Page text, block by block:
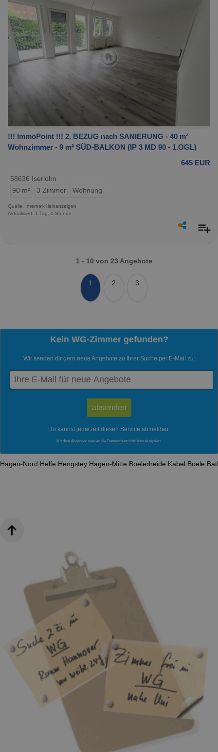
!!! ImmoPoint !!! 2. BEZUG nach SANIERUNG - 40 m²
Wohnzimmer - 9 m² SÜD-BALKON (IP 3 MD 90 - 1.OGL)
645 EUR
58636 Iserlohn
90 m²
3 Zimmer Wohnung
Quelle: Internet-Kleinanzeigen
Aktualisiert: 1 Tag, 1 Stunde
1 - 10 von 23 Angebote
1 2 3
Kein WG-Zimmer gefunden?
Wir senden dir gern neue Angebote zu Ihrer Suche per E-Mail zu:
Du kannst jederzeit diesen Service abmelden.
Mit dem Absenden werden die Datenschutzrichtlinien akzeptiert.
Hagen-Nord Helfe Hengstey Hagen-Mitte Boelerheide Kabel Boele